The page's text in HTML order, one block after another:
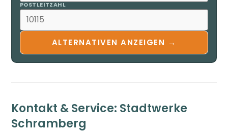
POSTLEITZAHL
ALTERNATIVEN ANZEIGEN →
Kontakt & Service: Stadtwerke
Schramberg